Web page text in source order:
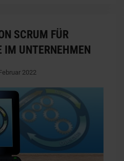
SCRUM FÜR
IM UNTERNEHMEN
2022